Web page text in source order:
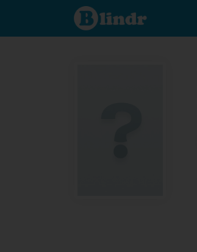
Spoznaj čo je
pod maskou.
Zoznamovacia